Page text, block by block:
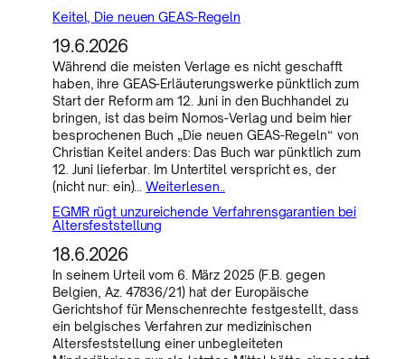
Keitel, Die neuen GEAS-Regeln
19.6.2026
Während die meisten Verlage es nicht geschafft
haben, ihre GEAS-Erläuterungswerke pünktlich zum
Start der Reform am 12. Juni in den Buchhandel zu
bringen, ist das beim Nomos-Verlag und beim hier
besprochenen Buch „Die neuen GEAS-Regeln“ von
Christian Keitel anders: Das Buch war pünktlich zum
12. Juni lieferbar. Im Untertitel verspricht es, der
(nicht nur: ein)…Weiterlesen..
EGMR rügt unzureichende Verfahrensgarantien bei
Altersfeststellung
18.6.2026
In seinem Urteil vom 6. März 2025 (F.B. gegen
Belgien, Az. 47836/21) hat der Europäische
Gerichtshof für Menschenrechte festgestellt, dass
ein belgisches Verfahren zur medizinischen
Altersfeststellung einer unbegleiteten